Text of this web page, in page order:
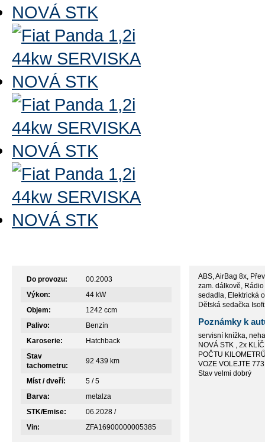
Do provozu:
00.2003
Výkon:
44 kW
Objem:
1242 ccm
Palivo:
Benzín
Karoserie:
Hatchback
Stav
tachometru:
92 439 km
Míst / dveří:
5 / 5
Barva:
metalza
STK/Emise:
06.2028 /
Vin:
ZFA16900000005385
ABS, AirBag 8x,
zam. dálkově,
sedadla, Elektrická
Dětská sedačka
Poznámky k
servisní knížka,
NOVÁ STK , 2x
POČTU
VOZE VOLEJTE
Stav velmi dobrý